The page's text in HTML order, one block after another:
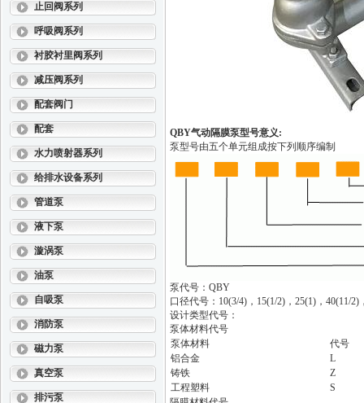
止回阀系列
呼吸阀系列
衬胶衬里阀系列
减压阀系列
配套阀门
配套
水力喷射器系列
给排水设备系列
管道泵
液下泵
漩涡泵
油泵
自吸泵
消防泵
磁力泵
真空泵
排污泵
QBY气动隔膜泵型号意义:
泵型号由五个单元组成按下列顺序编制
泵代号：QBY
口径代号：10(3/4)，15(1/2)，25(1)，40(11/2)
设计类型代号：
泵体材料代号
泵体材料
代号
铝合金
L
铸铁
Z
工程塑料
S